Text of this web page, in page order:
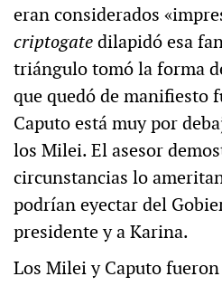
eran considerados
criptogatedilapidó esa
triángulo tomó la forma
que quedó de manifiesto
Caputo está muy por
los Milei. El asesor
circunstancias lo
podrían eyectar del
presidente y a Karina.
Los Milei y Caputo